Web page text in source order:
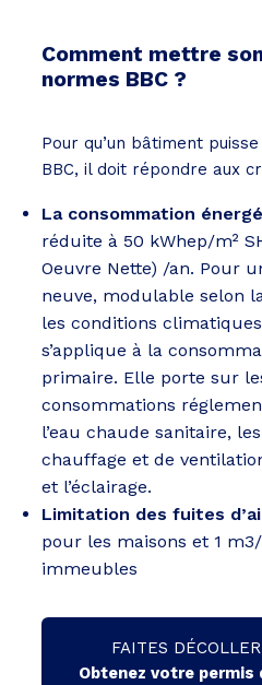
Comment mettre
normes BBC ?
Pour qu’un bâtiment
BBC, il doit répondre aux
La consommation
réduite à 50 kWhep/m²
Oeuvre Nette) /an. Pour
neuve, modulable selon
les conditions
s’applique à la
primaire. Elle porte sur
consommations
l’eau chaude sanitaire,
chauffage et de
et l’éclairage.
Limitation des fuites
pour les maisons et 1
immeubles
FAITES
Obtenez votre